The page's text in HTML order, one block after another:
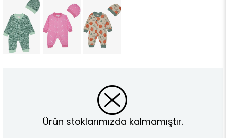
Ürün stoklarımızda kalmamıştır.